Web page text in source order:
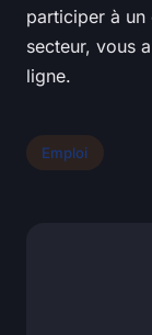
participer à un
secteur, vous
ligne.
Emploi